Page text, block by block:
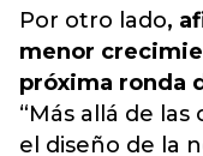
Por otro lado,
menor
próxima ronda
“Más allá de
el diseño de la